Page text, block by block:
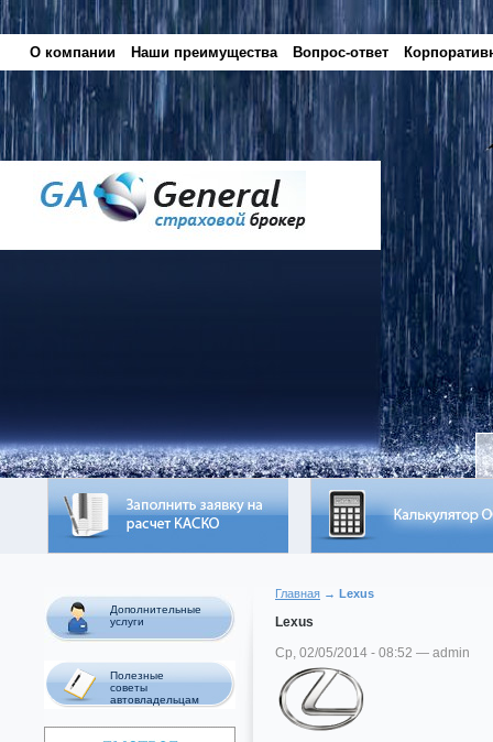
О компании Наши преимущества Вопрос-ответ
Дополнительные
услуги
Полезные
советы
автовладельцам
Главная → Lexus
Lexus
Ср, 02/05/2014 - 08:52 — admin